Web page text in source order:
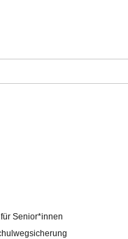
Senior*innen